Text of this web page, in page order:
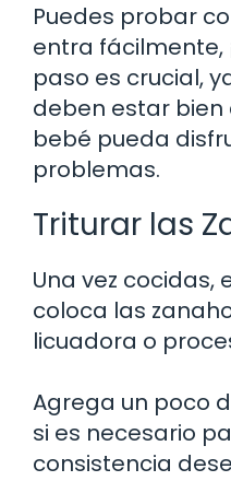
Puedes probar
entra fácilmente,
paso es crucial,
deben estar
bebé pueda
problemas.
Triturar las
Una vez cocidas,
coloca las
licuadora o
Agrega un poco
si es necesario
consistencia